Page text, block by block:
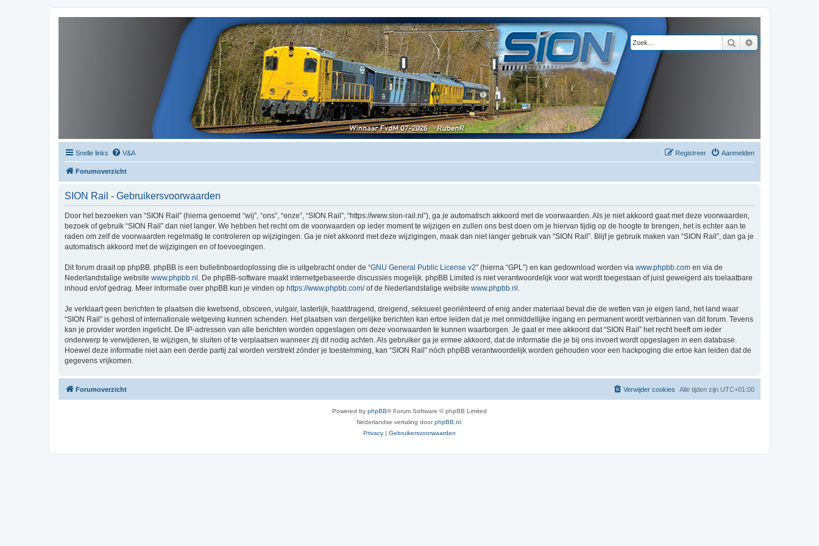
Zoek
Snelle links V&A Aanmelden
Registreer
Forumoverzicht
SION Rail - Gebruikersvoorwaarden
Door het bezoeken van “SION Rail” (hierna genoemd “wij”, “ons”, “onze”, “SION Rail”, “https://www.sion-rail.nl”), ga je automatisch akkoord met de voorwaarden. Als je niet akkoord gaat met deze voorwaarden,
bezoek of gebruik “SION Rail” dan niet langer. We hebben het recht om de voorwaarden op ieder moment te wijzigen en zullen ons best doen om je hiervan tijdig op de hoogte te brengen, het is echter aan te
raden om zelf de voorwaarden regelmatig te controleren op wijzigingen. Ga je niet akkoord met deze wijzigingen, maak dan niet langer gebruik van “SION Rail”. Blijf je gebruik maken van “SION Rail”, dan ga je
automatisch akkoord met de wijzigingen en of toevoegingen.
Dit forum draait op phpBB. phpBB is een bulletinboardoplossing die is uitgebracht onder de “GNU General Public License v2” (hierna “GPL”) en kan gedownload worden via www.phpbb.com en via de
Nederlandstalige website www.phpbb.nl . De phpBB-software maakt internetgebaseerde discussies mogelijk. phpBB Limited is niet verantwoordelijk voor wat wordt toegestaan of juist geweigerd als toelaatbare
inhoud en/of gedrag. Meer informatie over phpBB kun je vinden op https://www.phpbb.com/of de Nederlandstalige website www.phpbb.nl .
Je verklaart geen berichten te plaatsen die kwetsend, obsceen, vulgair, lasterlijk, haatdragend, dreigend, seksueel georiënteerd of enig ander materiaal bevat die de wetten van je eigen land, het land waar
“SION Rail” is gehost of internationale wetgeving kunnen schenden. Het plaatsen van dergelijke berichten kan ertoe leiden dat je met onmiddellijke ingang en permanent wordt verbannen van dit forum. Tevens
kan je provider worden ingelicht. De IP-adressen van alle berichten worden opgeslagen om deze voorwaarden te kunnen waarborgen. Je gaat er mee akkoord dat “SION Rail” het recht heeft om ieder
onderwerp te verwijderen, te wijzigen, te sluiten of te verplaatsen wanneer zij dit nodig achten. Als gebruiker ga je ermee akkoord, dat de informatie die je bij ons invoert wordt opgeslagen in een database.
Hoewel deze informatie niet aan een derde partij zal worden verstrekt zónder je toestemming, kan “SION Rail” nóch phpBB verantwoordelijk worden gehouden voor een hackpoging die ertoe kan leiden dat de
gegevens vrijkomen.
Forumoverzicht Alle tijden zijn UTC+01:00
Verwijder cookies
Powered by phpBB® Forum Software © phpBB Limited
Nederlandse vertaling doorphpBB.nl
Privacy | Gebruikersvoorwaarden